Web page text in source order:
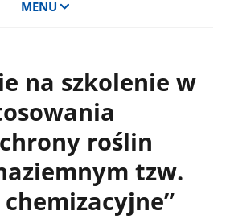
MENU
na szkolenie w
roślin
tzw.